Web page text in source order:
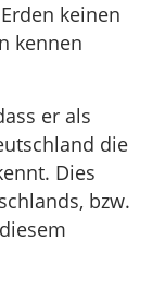
keinen
kennen
er als
die
Dies
bzw.